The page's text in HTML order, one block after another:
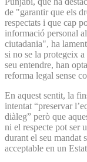
de "garantir que els
respectats i que cap
informació personal
ciutadania", ha
si no se la protegeix
seu entendre, han
reforma legal sense
En aquest sentit, la
intentat “preservar
diàleg” però que
ni el respecte pot ser
durant el seu mandat
acceptable en un